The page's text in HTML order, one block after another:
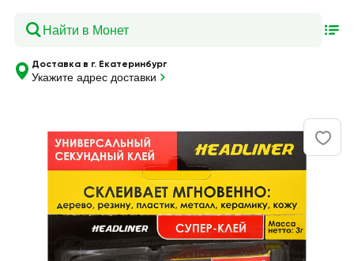
Доставка в г. Екатеринбург
Укажите адрес доставки